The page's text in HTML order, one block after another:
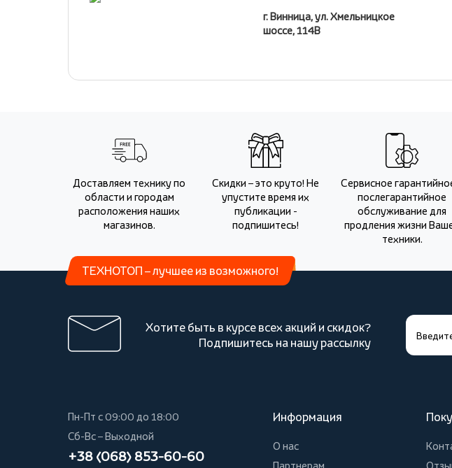
г. Винница, ул. Хмельницкое
шоссе, 114В
Доставляем технику по
области и городам
расположения наших
магазинов.
Скидки – это круто! Не
упустите время их
публикации -
подпишитесь!
Сервисное
послегарантийное
обслуживание для
продления жизни
техники.
ТЕХНОТОП – лучшее из возможного!
Хотите быть в курсе всех акций и скидок?
Подпишитесь на нашу рассылку
Пн-Пт с 09:00 до 18:00
Сб-Вс – Выходной
+38 (068) 853-60-60
Информация
О нас